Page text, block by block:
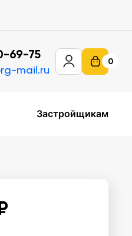
69-75
mail.ru
0
Застройщикам